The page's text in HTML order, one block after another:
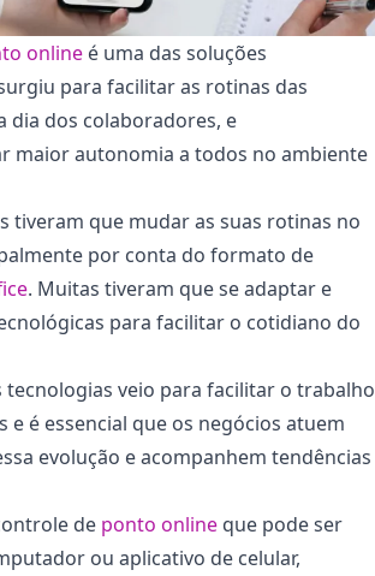
online é uma das soluções
para facilitar as rotinas das
dia dos colaboradores, e
maior autonomia a todos no ambiente
tiveram que mudar as suas rotinas no
por conta do formato de
. Muitas tiveram que se adaptar e
para facilitar o cotidiano do
tecnologias veio para facilitar o trabalho
e é essencial que os negócios atuem
evolução e acompanhem tendências
de ponto online que pode ser
ou aplicativo de celular,